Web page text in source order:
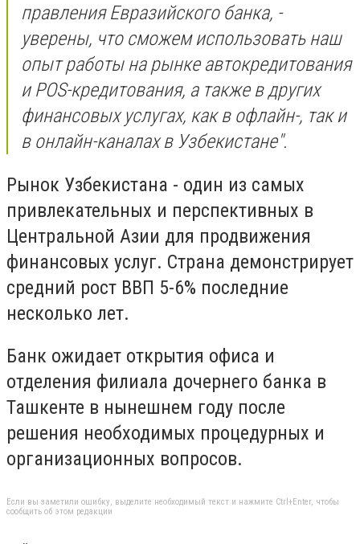
правления Евразийского банка, -
уверены, что сможем использовать наш
опыт работы на рынке автокредитования
и POS-кредитования, а также в других
финансовых услугах, как в офлайн-, так и
в онлайн-каналах в Узбекистане".
Рынок Узбекистана - один из самых
привлекательных и перспективных в
Центральной Азии для продвижения
финансовых услуг. Страна демонстрирует
средний рост ВВП 5-6% последние
несколько лет.
Банк ожидает открытия офиса и
отделения филиала дочернего банка в
Ташкенте в нынешнем году после
решения необходимых процедурных и
организационных вопросов.
Если вы заметили ошибку, выделите необходимый текст и нажмите Ctrl+Enter, чтобы
сообщить об этом редакции